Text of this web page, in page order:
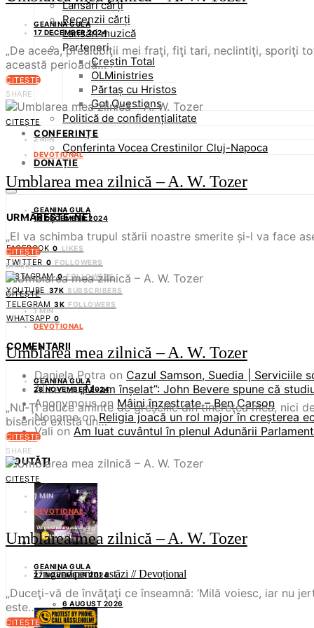
Lansări cărți
Recenzii cărți
Lansări muzică
Parteneri
Creștin Total
OLMinistries
Părtaș cu Hristos
Got Questions
Politică de confidențialitate
CONFERINȚE
Conferinta Vocea Crestinilor Cluj-Napoca
DONAȚIE
URMĂREȘTE-NE!
FACEBOOK 0 LIKES
TWITTER 0 FOLLOWERS
INSTAGRAM 0 FOLLOWERS
YOUTUBE 37K SUBSCRIBERS
TELEGRAM 3K FOLLOWERS
WHATSAPP 0
COMENTARII
Daniela Potra on Cazul Samson, Suedia | Serviciile
Aliceon„M-am înșelat”: John Bevere spune că
Anonymouson Mâini înzestrate – Ben Carson
NonameonReligia joacă un rol major în creșterea
Vali on Am luat cuvântul în plenul Adunării
NOUTĂȚI
Un gând pentru astăzi // Devoțional
6 AUGUST 2026
GEANINA GULA
17 DECEMBER 2024
„De aceea, preaiubiţii mei fraţi, fiţi tari, neclintiţi, sporiţi
această perioadă…
CITEȘTE
SHARE
CITEȘTE
2 MIN
DEVOȚIONAL
Umblarea mea zilnică – A. W. Tozer
GEANINA GULA
10 DECEMBER 2024
„El va schimba trupul stării noastre smerite și-l va face
CITEȘTE
SHARE
CITEȘTE
1 MIN
DEVOȚIONAL
Umblarea mea zilnică – A. W. Tozer
GEANINA GULA
28 NOVEMBER 2024
„Nu-Ţi aduce aminte de greșelile din tinereţea mea, nici
biserică există un…
CITEȘTE
SHARE
CITEȘTE
1 MIN
DEVOȚIONAL
Umblarea mea zilnică – A. W. Tozer
GEANINA GULA
27 NOVEMBER 2024
„Duceţi-vă de învăţaţi ce înseamnă: ‘Milă voiesc, iar nu
este…
CITEȘTE